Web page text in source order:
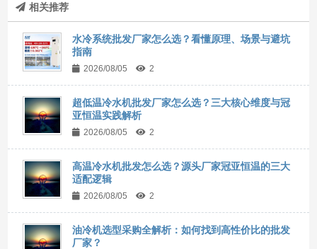
相关推荐
水冷系统批发厂家怎么选？看懂原理、场景与避坑
指南
2026/08/05 2
超低温冷水机批发厂家怎么选？三大核心维度与冠
亚恒温实践解析
2026/08/05 2
高温冷水机批发怎么选？源头厂家冠亚恒温的三大
适配逻辑
2026/08/05 2
油冷机选型采购全解析：如何找到高性价比的批发
厂家？